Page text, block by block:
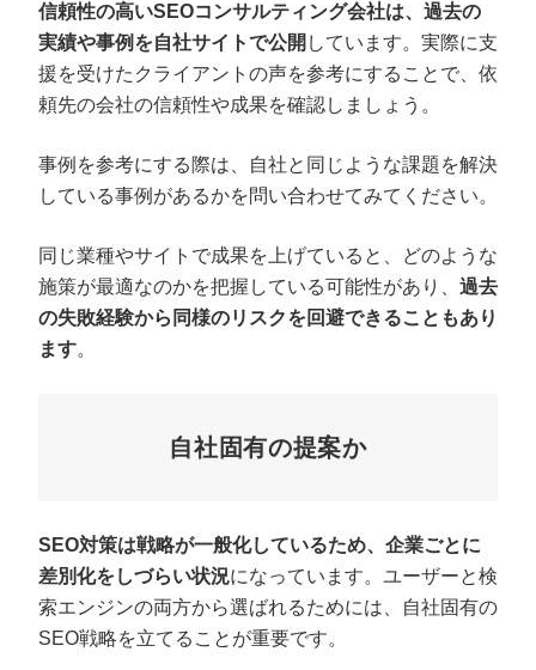
信頼性の高いSEOコンサルティング会社は、過去の
実績や事例を自社サイトで公開 しています。実際に支
援を受けたクライアントの声を参考にすることで、依
頼先の会社の信頼性や成果を確認しましょう。
事例を参考にする際は、自社と同じような課題を解決
している事例があるかを問い合わせてみてください。
同じ業種やサイトで成果を上げていると、どのような
施策が最適なのかを把握している可能性があり、 過去
の失敗経験から同様のリスクを回避できることもあり
ます。
自社固有の提案か
SEO対策は戦略が一般化しているため、企業ごとに
差別化をしづらい状況になっています。ユーザーと検
索エンジンの両方から選ばれるためには、自社固有の
SEO戦略を立てることが重要です。